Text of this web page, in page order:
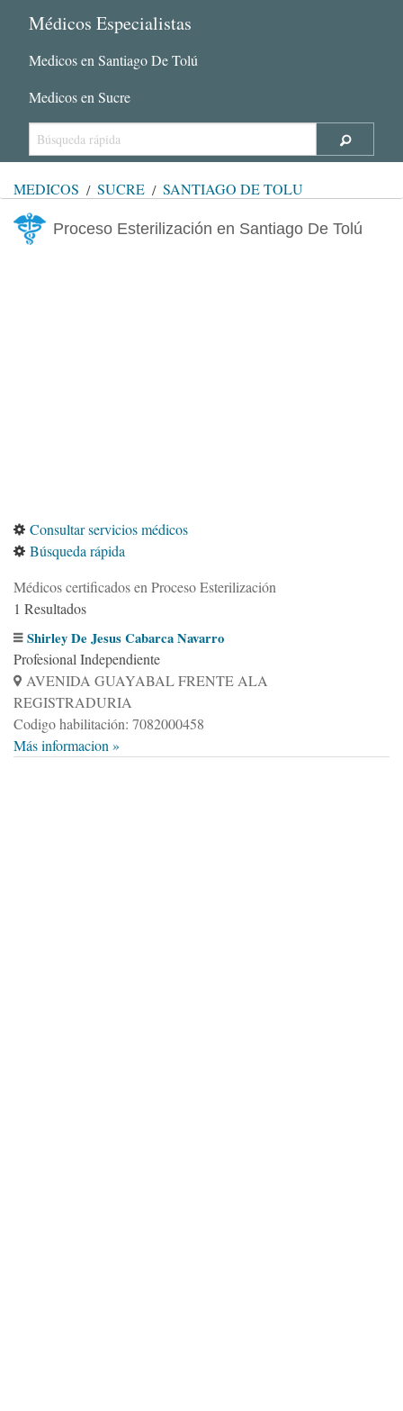
Médicos Especialistas
Medicos en Santiago De Tolú
Medicos en Sucre
MÉDICOS SUCRE SANTIAGO DE TOLÚ
Proceso Esterilización en Santiago De Tolú
Consultar servicios médicos
Búsqueda rápida
Médicos certificados en Proceso Esterilización
1 Resultados
Shirley De Jesus Cabarca Navarro
Profesional Independiente
AVENIDA GUAYABAL FRENTE ALA
REGISTRADURIA
Codigo habilitación: 7082000458
Más informacion »